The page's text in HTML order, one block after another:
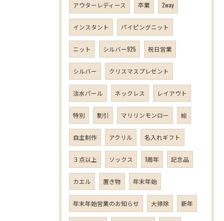
アウターレディース 卒業 2way
インスタント パイピングニット
ニット シルバー925 祝日営業
シルバー クリスマスプレゼント
淡水パール ネックレス レイアウト
特別 割引 マリリンモンロー 絵
自主制作 アクリル 名入れギフト
３点以上 ソックス 1周年 記念品
カエル 置き物 年末年始
年末年始営業のお知らせ 大掃除 新年